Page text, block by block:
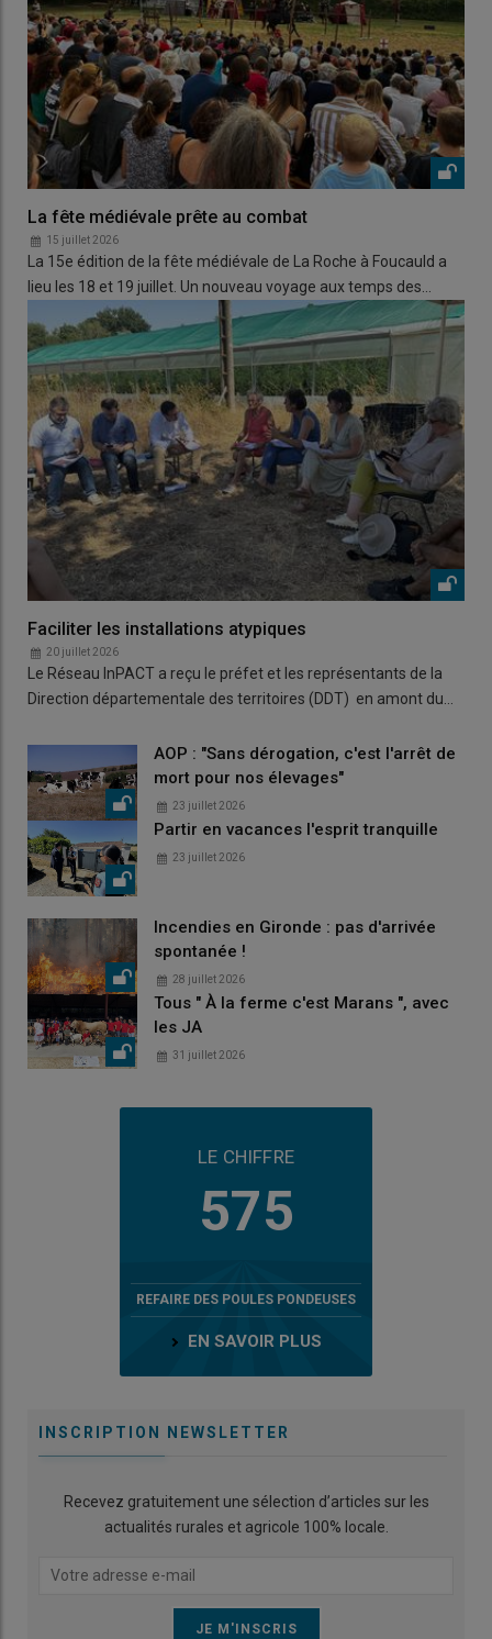
La fête médiévale prête au combat
15 juillet 2026
La 15e édition de la fête médiévale de La Roche à Foucauld a
lieu les 18 et 19 juillet. Un nouveau voyage aux temps des…
Faciliter les installations atypiques
20 juillet 2026
Le Réseau InPACT a reçu le préfet et les représentants de la
Direction départementale des territoires (DDT) en amont du…
AOP : "Sans dérogation, c'est l'arrêt de
mort pour nos élevages"
23 juillet 2026
Partir en vacances l'esprit tranquille
23 juillet 2026
Incendies en Gironde : pas d'arrivée
spontanée !
28 juillet 2026
Tous " À la ferme c'est Marans ", avec
les JA
31 juillet 2026
LE CHIFFRE
575
REFAIRE DES POULES PONDEUSES
EN SAVOIR PLUS
INSCRIPTION NEWSLETTER
Recevez gratuitement une sélection d’articles sur les
actualités rurales et agricole 100% locale.